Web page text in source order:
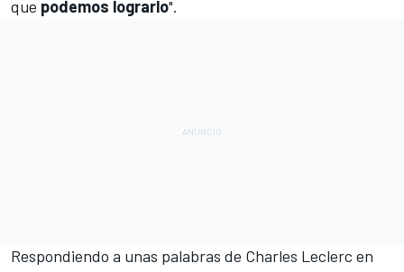
que podemos lograrlo".
Respondiendo a unas palabras de Charles Leclerc en